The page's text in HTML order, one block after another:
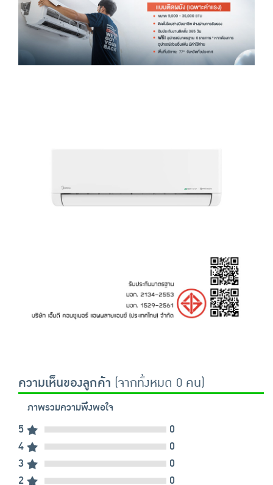
ความเห็นของลูกค้า (จากทั้งหมด 0 คน)
ภาพรวมความพึงพอใจ
5
0
4
0
3
0
2
0